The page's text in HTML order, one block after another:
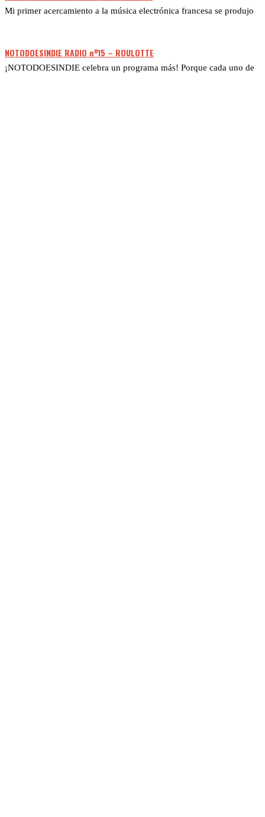
Mi primer acercamiento a la música electrónica francesa se produjo
NOTODOESINDIE RADIO nº15 – ROULOTTE
¡NOTODOESINDIE celebra un programa más! Porque cada uno de